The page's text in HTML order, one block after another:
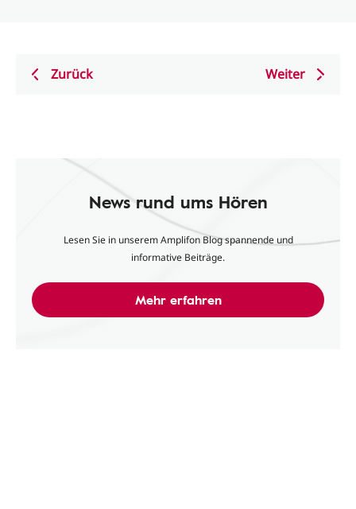
Zurück Weiter
News rund ums Hören
Lesen Sie in unserem Amplifon Blog spannende und
informative Beiträge.
Mehr erfahren